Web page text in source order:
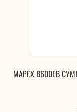
MAPEX B600EB